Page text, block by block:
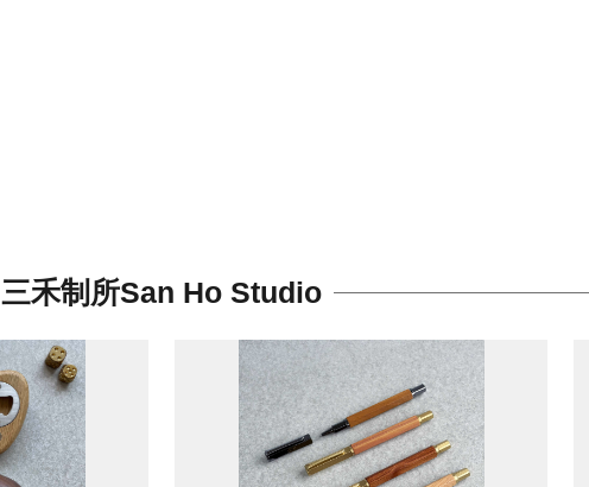
三禾制所San Ho Studio